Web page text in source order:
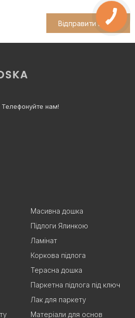
Відправити відгук
нам!
Масивна дошка
Підлоги Ялинкою
Ламінат
Коркова підлога
Терасна дошка
Паркетна підлога під ключ
Лак для паркету
Матеріали для основ